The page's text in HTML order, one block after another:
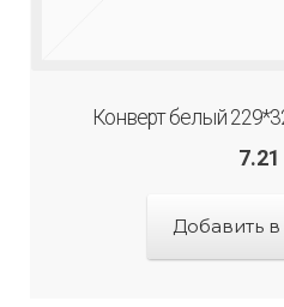
Конверт белый
7.21
Добавить